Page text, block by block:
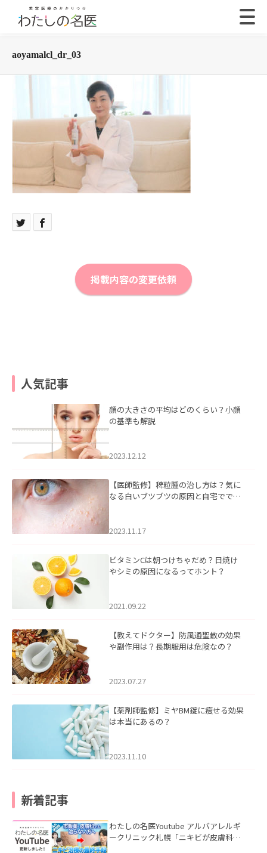
aoyamalcl_dr_03
掲載内容の変更依頼
人気記事
顔の大きさの平均はどのくらい？小顔
の基準も解説
2023.12.12
【医師監修】稗粒腫の治し方は？気に
なる白いブツブツの原因と自宅ででき
2023.11.17
ビタミンCは朝つけちゃだめ？日焼け
やシミの原因になるってホント？
2021.09.22
【教えてドクター】防風通聖散の効果
や副作用は？長期服用は危険なの？
2023.07.27
【薬剤師監修】ミヤBM錠に痩せる効果
は本当にあるの？
2023.11.10
新着記事
わたしの名医Youtube アルバアレルギ
ークリニック札幌「ニキビが皮膚科で